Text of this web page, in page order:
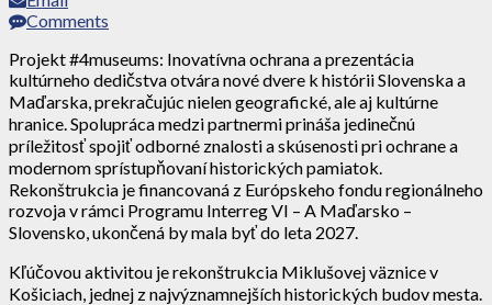
Comments
Projekt #4museums: Inovatívna ochrana a prezentácia
kultúrneho dedičstva otvára nové dvere k histórii Slovenska a
Maďarska, prekračujúc nielen geografické, ale aj kultúrne
hranice. Spolupráca medzi partnermi prináša jedinečnú
príležitosť spojiť odborné znalosti a skúsenosti pri ochrane a
modernom sprístupňovaní historických pamiatok.
Rekonštrukcia je financovaná z Európskeho fondu regionálneho
rozvoja v rámci Programu Interreg VI – A Maďarsko –
Slovensko, ukončená by mala byť do leta 2027.
Kľúčovou aktivitou je rekonštrukcia Miklušovej väznice v
Košiciach, jednej z najvýznamnejších historických budov mesta.